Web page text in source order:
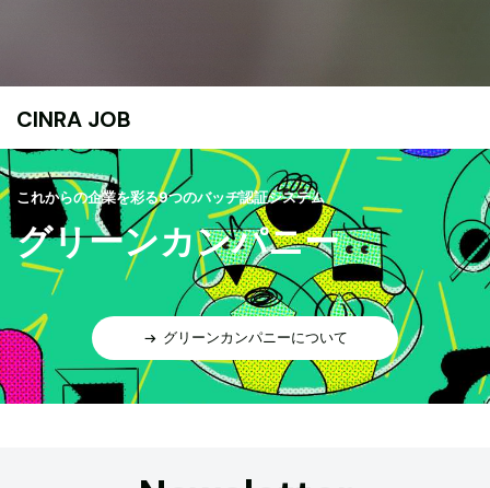
CINRA JOB
これからの企業を彩る9つのバッヂ認証システム
グリーンカンパニー
グリーンカンパニーについて